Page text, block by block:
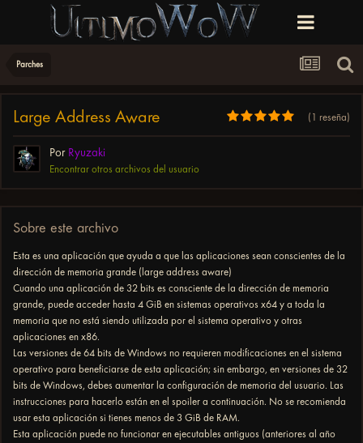
Parches
Large Address Aware (1 reseña)
Por Ryuzaki
Encontrar otros archivos del usuario
Sobre este archivo
Esta es una aplicación que ayuda a que las aplicaciones sean conscientes de la
dirección de memoria grande (large address aware)
Cuando una aplicación de 32 bits es consciente de la dirección de memoria
grande, puede acceder hasta 4 GiB en sistemas operativos x64 y a toda la
memoria que no está siendo utilizada por el sistema operativo y otras
aplicaciones en x86.
Las versiones de 64 bits de Windows no requieren modificaciones en el sistema
operativo para beneficiarse de esta aplicación; sin embargo, en versiones de 32
bits de Windows, debes aumentar la configuración de memoria del usuario. Las
instrucciones para hacerlo están en el spoiler a continuación. No se recomienda
usar esta aplicación si tienes menos de 3 GiB de RAM.
Esta aplicación puede no funcionar en ejecutables antiguos (anteriores al año